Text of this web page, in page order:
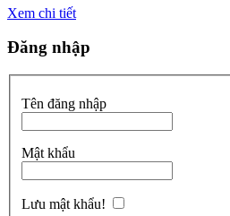
Xem chi tiết
Đăng nhập
Tên đăng nhập
Mật khẩu
Lưu mật khẩu!